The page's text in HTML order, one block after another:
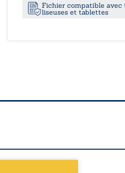
Fichier compatible avec
liseuses et tablettes